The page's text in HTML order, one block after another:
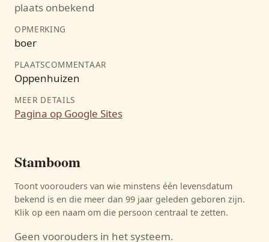
plaats onbekend
OPMERKING
boer
PLAATSCOMMENTAAR
Oppenhuizen
MEER DETAILS
Pagina op Google Sites
Stamboom
Toont voorouders van wie minstens één levensdatum
bekend is en die meer dan 99 jaar geleden geboren zijn.
Klik op een naam om die persoon centraal te zetten.
Geen voorouders in het systeem.